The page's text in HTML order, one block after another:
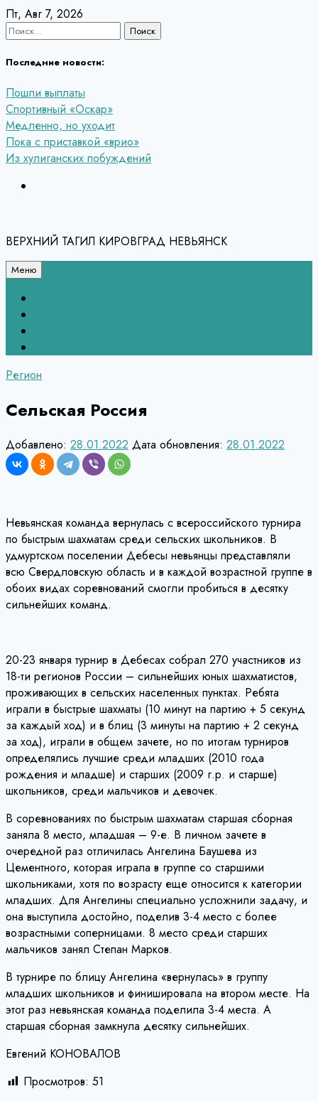
Перейти
к
Пт, Авг 7, 2026
Найти:
Последние новости:
Пошли выплаты
Спортивный «Оскар»
Медленно, но уходит
Пока с приставкой «врио»
Из хулиганских побуждений
ВЕРХНИЙ ТАГИЛ КИРОВГРАД НЕВЬЯНСК
Меню
Регион
Сельская Россия
Добавлено: 28.01.2022 Дата обновления: 28.01.2022
Невьянская команда вернулась с всероссийского турнира
по быстрым шахматам среди сельских школьников. В
удмуртском поселении Дебесы невьянцы представляли
всю Свердловскую область и в каждой возрастной группе в
обоих видах соревнований смогли пробиться в десятку
сильнейших команд.
20-23 января турнир в Дебесах собрал 270 участников из
18-ти регионов России – сильнейших юных шахматистов,
проживающих в сельских населенных пунктах. Ребята
играли в быстрые шахматы (10 минут на партию + 5 секунд
за каждый ход) и в блиц (3 минуты на партию + 2 секунд
за ход), играли в общем зачете, но по итогам турниров
определялись лучшие среди младших (2010 года
рождения и младше) и старших (2009 г.р. и старше)
школьников, среди мальчиков и девочек.
В соревнованиях по быстрым шахматам старшая сборная
заняла 8 место, младшая – 9-е. В личном зачете в
очередной раз отличилась Ангелина Баушева из
Цементного, которая играла в группе со старшими
школьниками, хотя по возрасту еще относится к категории
младших. Для Ангелины специально усложнили задачу, и
она выступила достойно, поделив 3-4 место с более
возрастными соперницами. 8 место среди старших
мальчиков занял Степан Марков.
В турнире по блицу Ангелина «вернулась» в группу
младших школьников и финишировала на втором месте. На
этот раз невьянская команда поделила 3-4 места. А
старшая сборная замкнула десятку сильнейших.
Евгений КОНОВАЛОВ
Просмотров: 51